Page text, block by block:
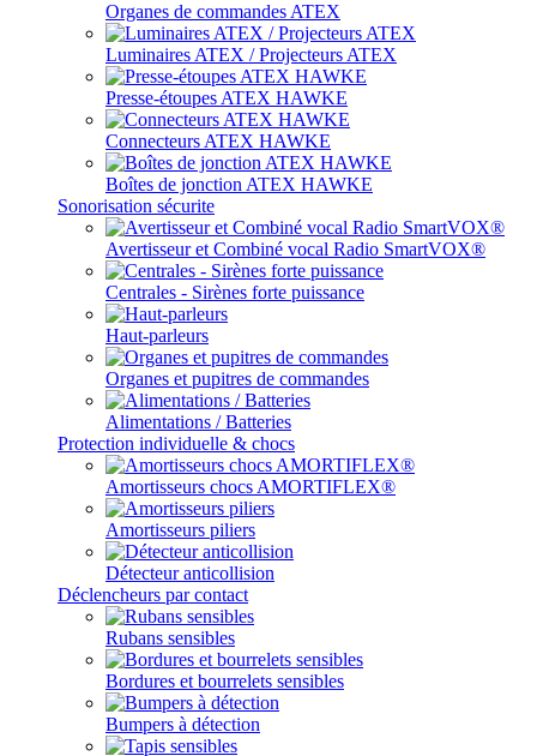
Organes de commandes ATEX
Luminaires ATEX / Projecteurs ATEX
Presse-étoupes ATEX HAWKE
Connecteurs ATEX HAWKE
Boîtes de jonction ATEX HAWKE
Sonorisation sécurite
Avertisseur et Combiné vocal Radio SmartVOX®
Centrales - Sirènes forte puissance
Haut-parleurs
Organes et pupitres de commandes
Alimentations / Batteries
Protection individuelle & chocs
Amortisseurs chocs AMORTIFLEX®
Amortisseurs piliers
Détecteur anticollision
Déclencheurs par contact
Rubans sensibles
Bordures et bourrelets sensibles
Bumpers à détection